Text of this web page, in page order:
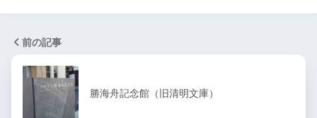
前の記事
勝海舟記念館（旧清明文庫）